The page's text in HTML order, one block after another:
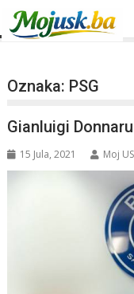
Oznaka: PSG
Gianluigi
15 Jula, 2021 Moj